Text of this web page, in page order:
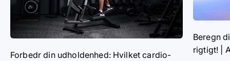
Forbedr din udholdenhed: Hvilket cardio-
Beregn
rigtigt! |